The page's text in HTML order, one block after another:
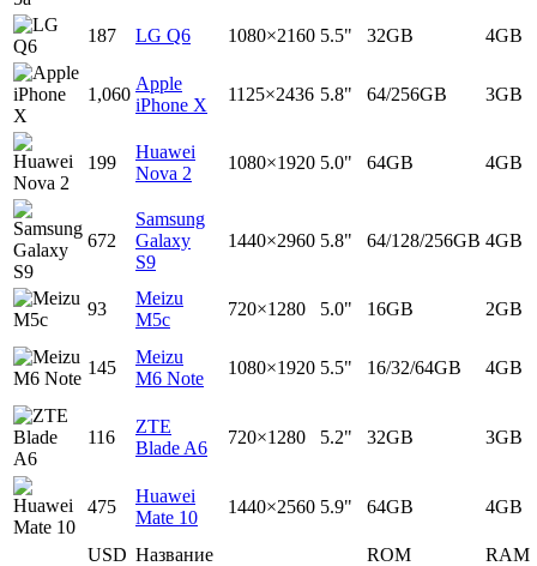
USD Название ROM RAM
187 LG Q6 1080×2160 5.5" 32GB 4GB
1,060
Apple
iPhone X
1125×2436 5.8" 64/256GB 3GB
199
Huawei
Nova 2
1080×1920 5.0" 64GB 4GB
672
Samsung
Galaxy
S9
1440×2960 5.8" 64/128/256GB 4GB
93
Meizu
M5c
720×1280 5.0" 16GB 2GB
145
Meizu
M6 Note
1080×1920 5.5" 16/32/64GB 4GB
116
ZTE
Blade A6
720×1280 5.2" 32GB 3GB
475
Huawei
Mate 10
1440×2560 5.9" 64GB 4GB